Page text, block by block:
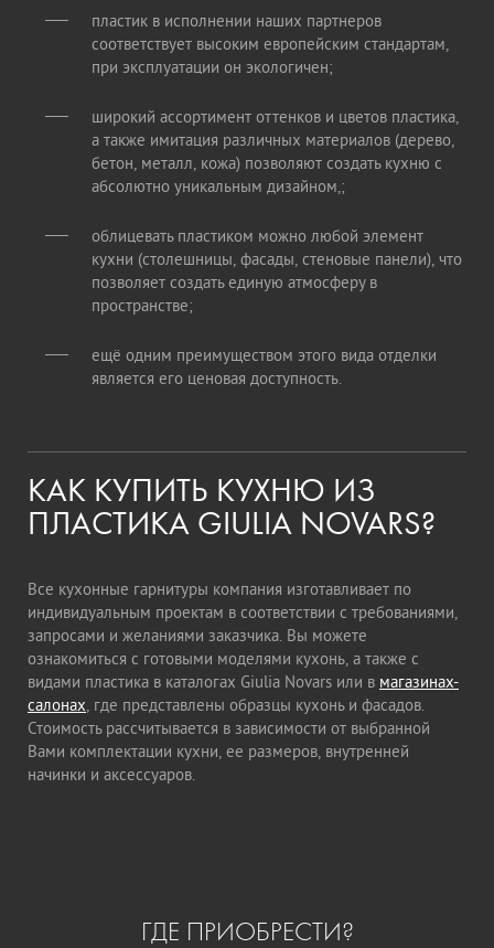
пластик в исполнении наших партнеров
соответствует высоким европейским стандартам,
при эксплуатации он экологичен;
широкий ассортимент оттенков и цветов пластика,
а также имитация различных материалов (дерево,
бетон, металл, кожа) позволяют создать кухню с
абсолютно уникальным дизайном,;
облицевать пластиком можно любой элемент
кухни (столешницы, фасады, стеновые панели), что
позволяет создать единую атмосферу в
пространстве;
ещё одним преимуществом этого вида отделки
является его ценовая доступность.
КАК КУПИТЬ КУХНЮ ИЗ
ПЛАСТИКА GIULIA NOVARS?
Все кухонные гарнитуры компания изготавливает по
индивидуальным проектам в соответствии с требованиями,
запросами и желаниями заказчика. Вы можете
ознакомиться с готовыми моделями кухонь, а также с
видами пластика в каталогах Giulia Novars или в магазинах-
салонах, где представлены образцы кухонь и фасадов.
Стоимость рассчитывается в зависимости от выбранной
Вами комплектации кухни, ее размеров, внутренней
начинки и аксессуаров.
ГДЕ ПРИОБРЕСТИ?